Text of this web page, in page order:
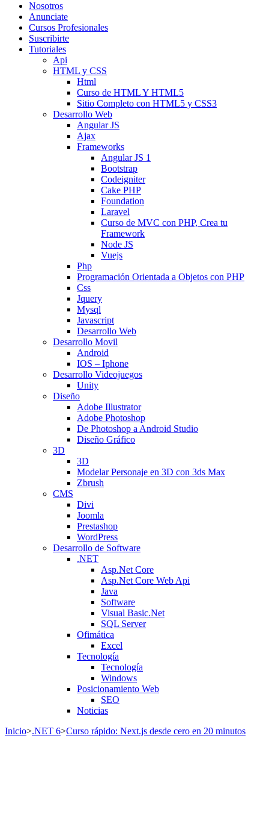
Nosotros
Anunciate
Cursos Profesionales
Suscribirte
Tutoriales
Api
HTML y CSS
Html
Curso de HTML Y HTML5
Sitio Completo con HTML5 y CSS3
Desarrollo Web
Angular JS
Ajax
Frameworks
Angular JS 1
Bootstrap
Codeigniter
Cake PHP
Foundation
Laravel
Curso de MVC con PHP, Crea tu
Framework
Node JS
Vuejs
Php
Programación Orientada a Objetos con PHP
Css
Jquery
Mysql
Javascript
Desarrollo Web
Desarrollo Movil
Android
IOS – Iphone
Desarrollo Videojuegos
Unity
Diseño
Adobe Illustrator
Adobe Photoshop
De Photoshop a Android Studio
Diseño Gráfico
3D
3D
Modelar Personaje en 3D con 3ds Max
Zbrush
CMS
Divi
Joomla
Prestashop
WordPress
Desarrollo de Software
.NET
Asp.Net Core
Asp.Net Core Web Api
Java
Software
Visual Basic.Net
SQL Server
Ofimática
Excel
Tecnología
Tecnología
Windows
Posicionamiento Web
SEO
Noticias
Inicio>.NET 6>Curso rápido: Next.js desde cero en 20 minutos